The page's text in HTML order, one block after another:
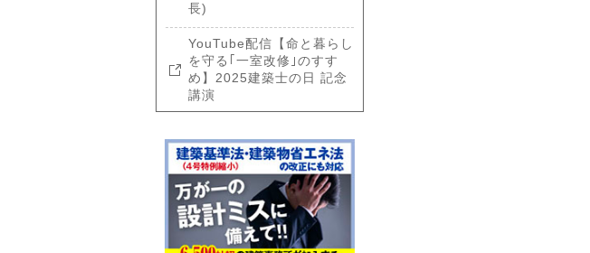
長)
YouTube配信【命と暮らし
を守る｢一室改修｣のすす
め】2025建築士の日 記念
講演